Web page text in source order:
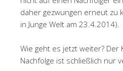
daher gezwungen erneut zu
in Junge Welt am 23.4.2014).
Wie geht es jetzt weiter? Der
Nachfolge ist schließlich nur